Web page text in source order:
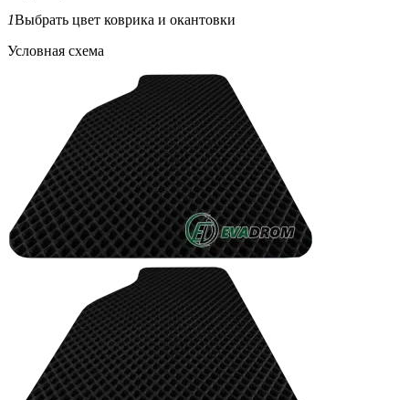
1Выбрать цвет коврика и окантовки
Условная схема